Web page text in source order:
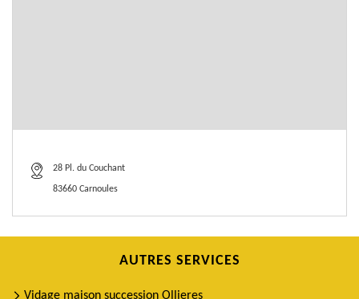
28 Pl. du Couchant
83660 Carnoules
AUTRES SERVICES
Vidage maison succession Ollieres